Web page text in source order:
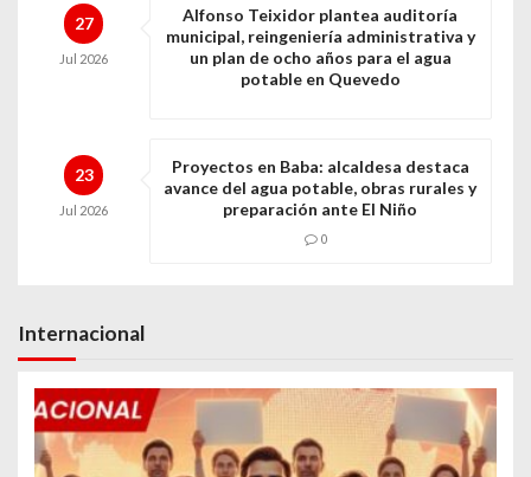
27
Jul 2026
Alfonso Teixidor plantea auditoría
municipal, reingeniería administrativa y
un plan de ocho años para el agua
potable en Quevedo
23
Jul 2026
Proyectos en Baba: alcaldesa destaca
avance del agua potable, obras rurales y
preparación ante El Niño
0
Internacional